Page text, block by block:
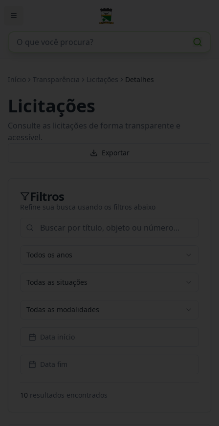
Início Transparência Licitações Detalhes
Licitações
Consulte as licitações de forma transparente e
acessível.
Exportar
Filtros
Refine sua busca usando os filtros abaixo
Todos os anos
Todas as situações
Todas as modalidades
Data início
Data fim
10 resultados encontrados